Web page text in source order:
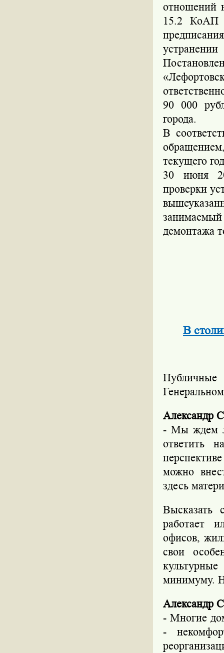
отношений
15.2 КоАП
90 000
города.
В
текущего
30 июня
проверки
демонтажа
В
Публичные
Александр
- Мы ждем
ответить
можно
здесь
Высказать
работает
офисов,
свои
минимуму.
Александр
- Многие
-